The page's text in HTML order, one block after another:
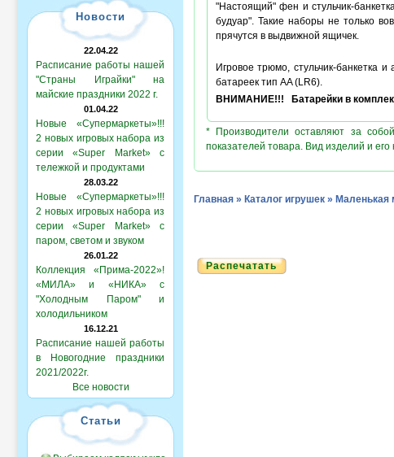
Новости
22.04.22
Расписание работы нашей
"Страны Играйки" на
майские праздники 2022 г.
01.04.22
Новые «Супермаркеты»!!!
2 новых игровых набора из
серии «Super Market» с
тележкой и продуктами
28.03.22
Новые «Супермаркеты»!!!
2 новых игровых набора из
серии «Super Market» с
паром, светом и звуком
26.01.22
Коллекция «Прима-2022»!
«МИЛА» и «НИКА» с
"Холодным Паром" и
холодильником
16.12.21
Расписание нашей работы
в Новогодние праздники
2021/2022г.
Все новости
Статьи
"Настоящий" фен и стульчик-
будуар". Такие наборы не только
прячутся в выдвижной ящичек.
Игровое трюмо, стульчик-банкетка
батареек тип AA (LR6).
ВНИМАНИЕ!!! Батарейки в
* Производители оставляют за
показателей товара. Вид изделий и
Главная » Каталог игрушек » Маленькая
Распечатать